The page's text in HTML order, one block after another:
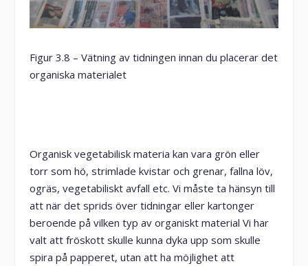
Figur 3.8 – Vätning av tidningen innan du placerar det
organiska materialet
Organisk vegetabilisk materia kan vara grön eller
torr som hö, strimlade kvistar och grenar, fallna löv,
ogräs, vegetabiliskt avfall etc. Vi måste ta hänsyn till
att när det sprids över tidningar eller kartonger
beroende på vilken typ av organiskt material Vi har
valt att fröskott skulle kunna dyka upp som skulle
spira på papperet, utan att ha möjlighet att